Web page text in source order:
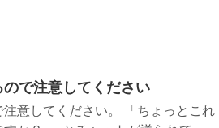
で注意してください
意してください。 「ちょっとこれ